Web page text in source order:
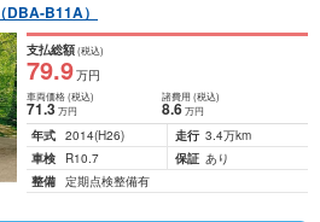
（DBA-B11A）
支払総額(税込)
79.9万円
車両価格(税込)
71.3万円
諸費用 (税込)
8.6 万円
年式 2014(H26) 走行 3.4万km
車検
R10.7 保証 あり
整備 定期点検整備有